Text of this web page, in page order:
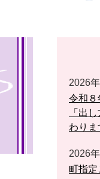
2026
令和８
「出
わりま
2026
町指定